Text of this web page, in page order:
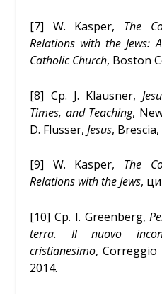
[7] W. Kasper, The
Relations with the Jews:
Catholic Church, Boston
[8] Ср. J. Klausner,
Times, and Teaching,
D. Flusser,Jesus,
[9] W. Kasper, The
Relations with the Jews,
[10] Ср. I. Greenberg,
terra. Il nuovo
cristianesimo, Correggio
2014.